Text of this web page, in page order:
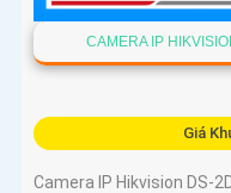
CAMERA IP
Giá
Camera IP Hikvision DS-